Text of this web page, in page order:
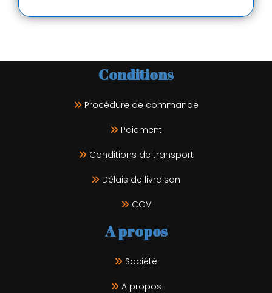
Conditions
Procédure de commande
Paiement
Conditions de transport
Délais de livraison
CGV
A propos
Société
A propos